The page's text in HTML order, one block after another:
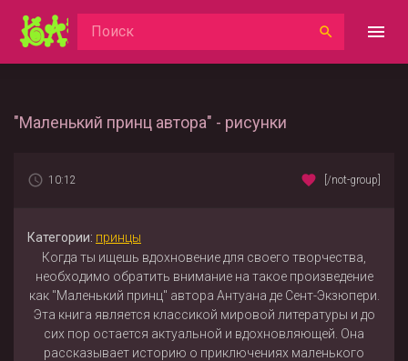
"Маленький принц автора" - рисунки
10:12 [/not-group]
Категории: принцы
Когда ты ищешь вдохновение для своего творчества,
необходимо обратить внимание на такое произведение
как "Маленький принц" автора Антуана де Сент-Экзюпери.
Эта книга является классикой мировой литературы и до
сих пор остается актуальной и вдохновляющей. Она
рассказывает историю о приключениях маленького